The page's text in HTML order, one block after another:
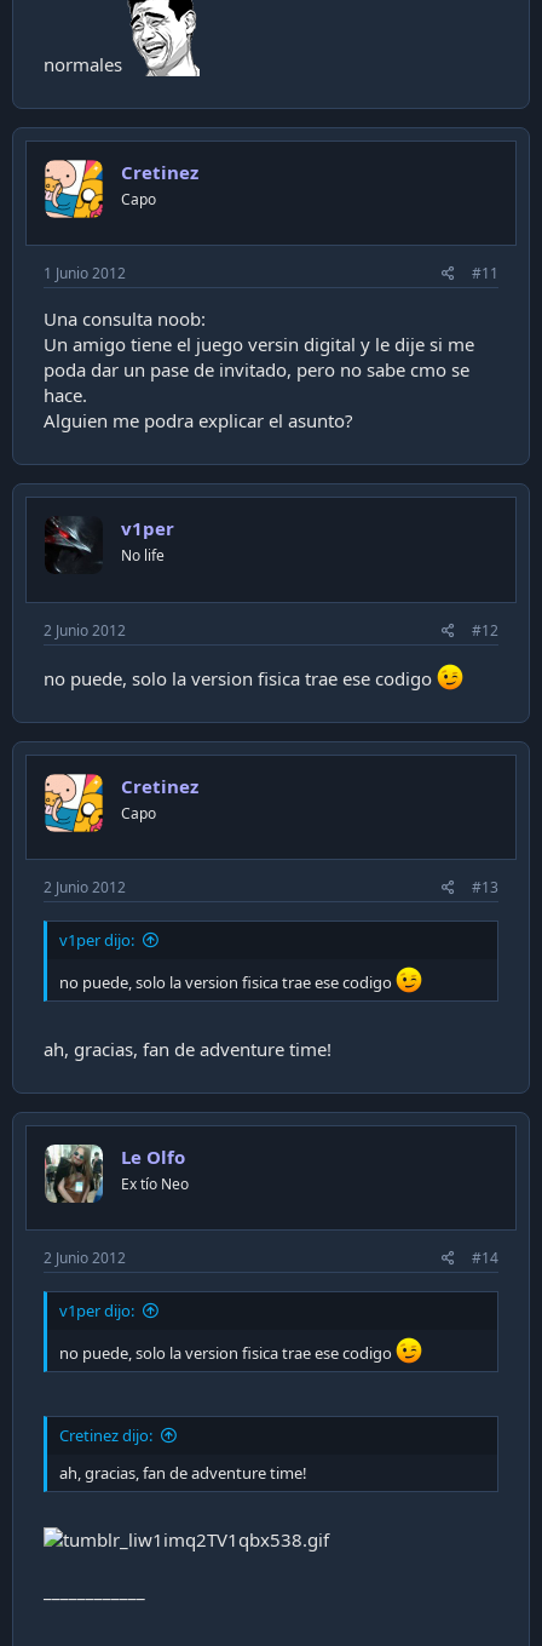
normales
Cretinez
Capo
1 Junio 2012 #11
Una consulta noob:
Un amigo tiene el juego versin digital y le dije si me
poda dar un pase de invitado, pero no sabe cmo se
hace.
Alguien me podra explicar el asunto?
v1per
No life
2 Junio 2012 #12
no puede, solo la version fisica trae ese codigo
Cretinez
Capo
2 Junio 2012 #13
v1per dijo:
no puede, solo la version fisica trae ese codigo
ah, gracias, fan de adventure time!
Le Olfo
Ex tío Neo
2 Junio 2012 #14
v1per dijo:
no puede, solo la version fisica trae ese codigo
Cretinez dijo:
ah, gracias, fan de adventure time!